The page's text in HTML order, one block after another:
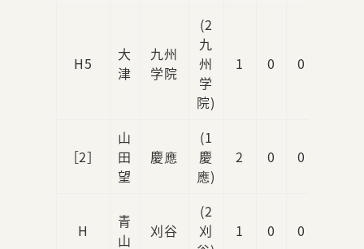
H5
大
津
九州
学院
(2
九
州
学
院)
1 0 0
［2］
山
田
望
慶應
(1
慶
應)
2 0 0
H
青
山
刈谷
(2
刈
1 0 0